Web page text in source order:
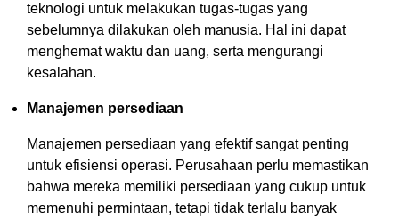
teknologi untuk melakukan tugas-tugas yang
sebelumnya dilakukan oleh manusia. Hal ini dapat
menghemat waktu dan uang, serta mengurangi
kesalahan.
Manajemen persediaan
Manajemen persediaan yang efektif sangat penting
untuk efisiensi operasi. Perusahaan perlu memastikan
bahwa mereka memiliki persediaan yang cukup untuk
memenuhi permintaan, tetapi tidak terlalu banyak